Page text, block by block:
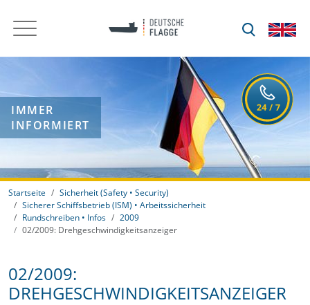
IMMER
INFORMIERT
Startseite
Sicherheit (Safety • Security)
Sicherer Schiffsbetrieb (ISM) • Arbeitssicherheit
Rundschreiben • Infos
2009
02/2009: Drehgeschwindigkeitsanzeiger
02/2009:
DREHGESCHWINDIGKEITSANZEIGER